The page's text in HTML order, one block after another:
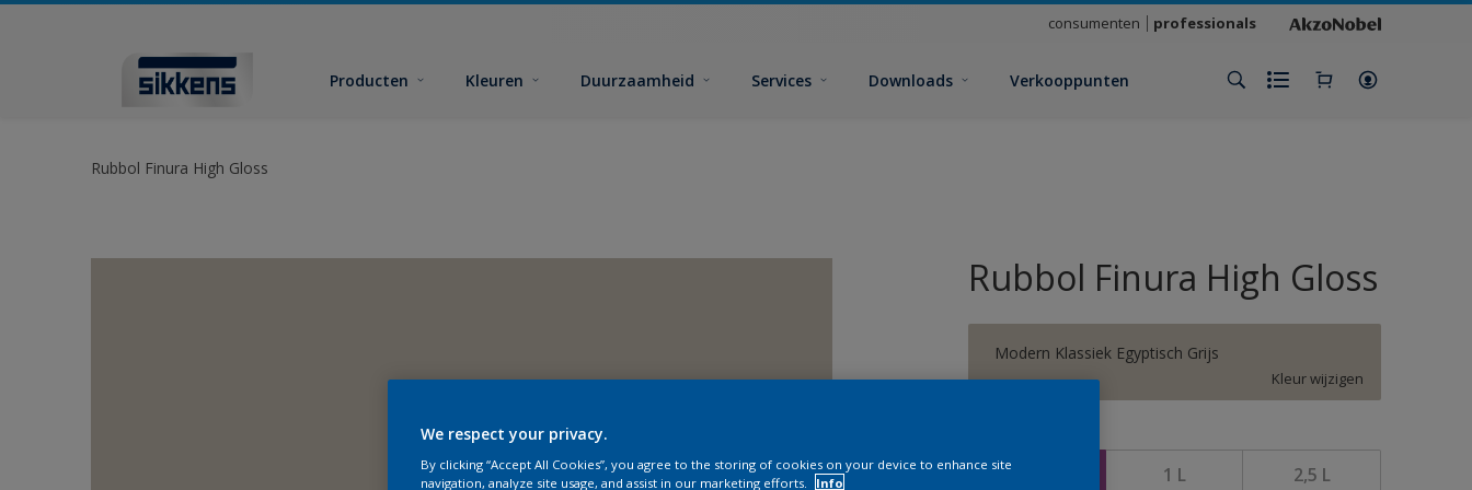
consumenten professionals
Producten Kleuren Duurzaamheid Services Downloads Verkooppunten
Rubbol Finura High Gloss
Rubbol Finura High Gloss
Modern Klassiek Egyptisch Grijs
Kleur wijzigen
500 ML 1 L 2,5 L
We respect your privacy.
By clicking “Accept All Cookies”, you agree to the storing of cookies on your device to enhance site
navigation, analyze site usage, and assist in our marketing efforts.
Info